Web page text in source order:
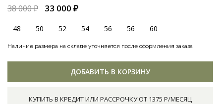
38 000 ₽
33 000 ₽
48 50 52 54 56 56 60
Наличие размера на складе уточняется после оформления заказа
ДОБАВИТЬ В КОРЗИНУ
КУПИТЬ В КРЕДИТ ИЛИ РАССРОЧКУ ОТ 1375 Р/МЕСЯЦ